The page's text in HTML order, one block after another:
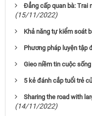
Đẳng cấp quan bà: Trai
(15/11/2022)
Khả năng tự kiểm soát
Phương pháp luyện tập
Gieo niềm tin cuộc sống
5 kẻ đánh cắp tuổi trẻ
Sharing the road with
(14/11/2022)